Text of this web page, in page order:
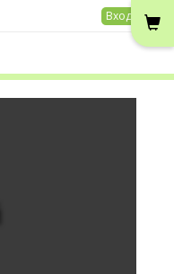
Вход